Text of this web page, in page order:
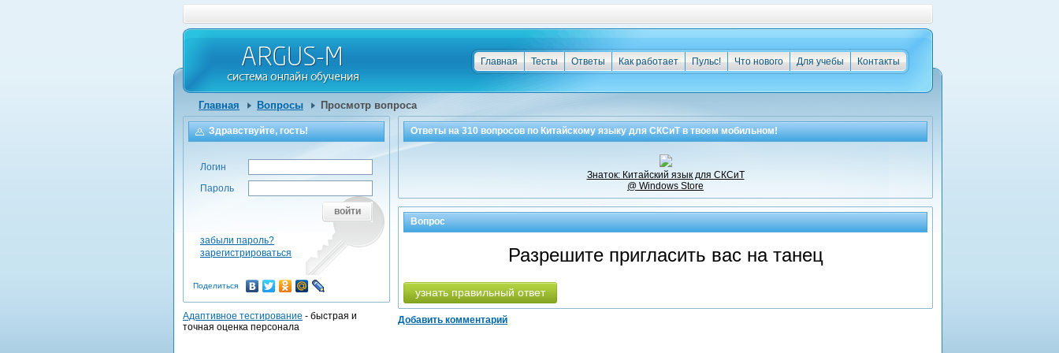
Контакты
Для учебы
Что нового
Пульс!
Как работает
Ответы
Тесты
Главная
Главная Вопросы Просмотр вопроса
Ответы на310вопросов поКитайскому языку для СКСиТв твоем мобильном!
Знаток: Китайский язык для СКСиТ
@ Windows Store
Вопрос
Разрешите пригласить вас на танец
узнать правильный ответ
Добавить комментарий
Здравствуйте, гость!
Логин
Пароль
войти
забыли пароль?
зарегистрироваться
Поделиться
Адаптивное тестирование - быстрая и
точная оценка персонала